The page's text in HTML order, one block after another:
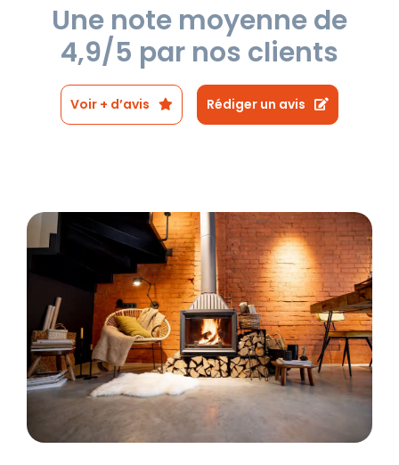
Une note moyenne de
4,9/5 par nos clients
Voir + d’avis Rédiger un avis